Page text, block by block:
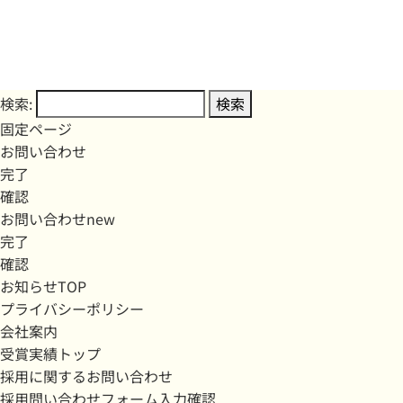
検索:
固定ページ
お問い合わせ
完了
確認
お問い合わせnew
完了
確認
お知らせTOP
プライバシーポリシー
会社案内
受賞実績トップ
採用に関するお問い合わせ
採用問い合わせフォーム入力確認